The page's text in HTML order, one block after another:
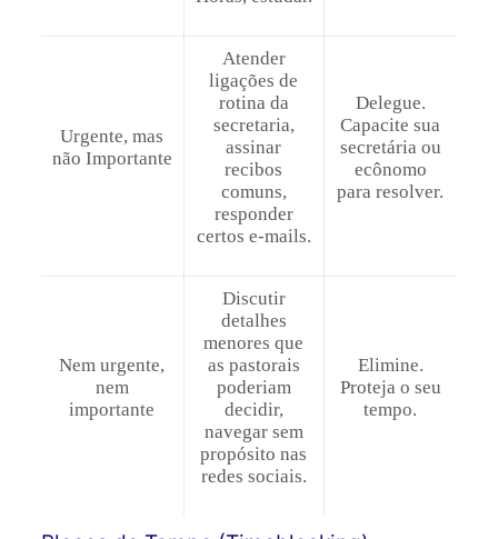
Urgente, mas
não Importante
Atender
ligações de
rotina da
secretaria,
assinar
recibos
comuns,
responder
certos e-mails.
Delegue.
Capacite sua
secretária ou
ecônomo
para resolver.
Nem urgente,
nem
importante
Discutir
detalhes
menores que
as pastorais
poderiam
decidir,
navegar sem
propósito nas
redes sociais.
Elimine.
Proteja o seu
tempo.